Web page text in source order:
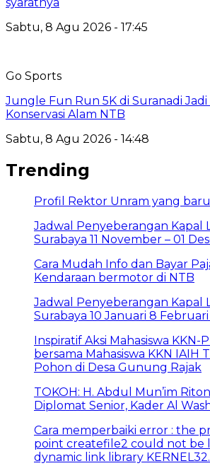
Sabtu, 8 Agu 2026 - 17:45
Go Sports
Jungle Fun Run 5K di Suranadi
Konservasi Alam NTB
Sabtu, 8 Agu 2026 - 14:48
Trending
Profil Rektor Unram yang
Jadwal Penyeberangan Kapal
Surabaya 11 November – 01
Cara Mudah Info dan Bayar
Kendaraan bermotor di NTB
Jadwal Penyeberangan Kapal
Surabaya 10 Januari 8
Inspiratif Aksi Mahasiswa KKN-
bersama Mahasiswa KKN IAIH
Pohon di Desa Gunung Rajak
TOKOH: H. Abdul Mun’im
Diplomat Senior, Kader Al
Cara memperbaiki error : the
point createfile2 could not be
dynamic link library